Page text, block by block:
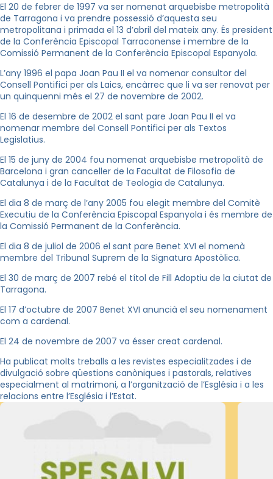
El 20 de febrer de 1997 va ser nomenat arquebisbe metropolità
de Tarragona i va prendre possessió d’aquesta seu
metropolitana i primada el 13 d’abril del mateix any. És president
de la Conferència Episcopal Tarraconense i membre de la
Comissió Permanent de la Conferència Episcopal Espanyola.
L’any 1996 el papa Joan Pau II el va nomenar consultor del
Consell Pontifici per als Laics, encàrrec que li va ser renovat per
un quinquenni més el 27 de novembre de 2002.
El 16 de desembre de 2002 el sant pare Joan Pau II el va
nomenar membre del Consell Pontifici per als Textos
Legislatius.
El 15 de juny de 2004 fou nomenat arquebisbe metropolità de
Barcelona i gran canceller de la Facultat de Filosofia de
Catalunya i de la Facultat de Teologia de Catalunya.
El dia 8 de març de l’any 2005 fou elegit membre del Comitè
Executiu de la Conferència Episcopal Espanyola i és membre de
la Comissió Permanent de la Conferència.
El dia 8 de juliol de 2006 el sant pare Benet XVI el nomenà
membre del Tribunal Suprem de la Signatura Apostòlica.
El 30 de març de 2007 rebé el títol de Fill Adoptiu de la ciutat de
Tarragona.
El 17 d’octubre de 2007 Benet XVI anuncià el seu nomenament
com a cardenal.
El 24 de novembre de 2007 va ésser creat cardenal.
Ha publicat molts treballs a les revistes especialitzades i de
divulgació sobre qüestions canòniques i pastorals, relatives
especialment al matrimoni, a l’organització de l’Església i a les
relacions entre l’Església i l’Estat.